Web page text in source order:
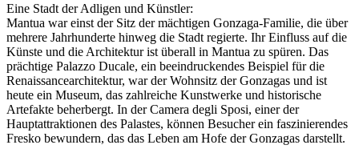
Eine Stadt der Adligen und Künstler:
Mantua war einst der Sitz der mächtigen Gonzaga-Familie, die über
mehrere Jahrhunderte hinweg die Stadt regierte. Ihr Einfluss auf die
Künste und die Architektur ist überall in Mantua zu spüren. Das
prächtige Palazzo Ducale, ein beeindruckendes Beispiel für die
Renaissancearchitektur, war der Wohnsitz der Gonzagas und ist
heute ein Museum, das zahlreiche Kunstwerke und historische
Artefakte beherbergt. In der Camera degli Sposi, einer der
Hauptattraktionen des Palastes, können Besucher ein faszinierendes
Fresko bewundern, das das Leben am Hofe der Gonzagas darstellt.